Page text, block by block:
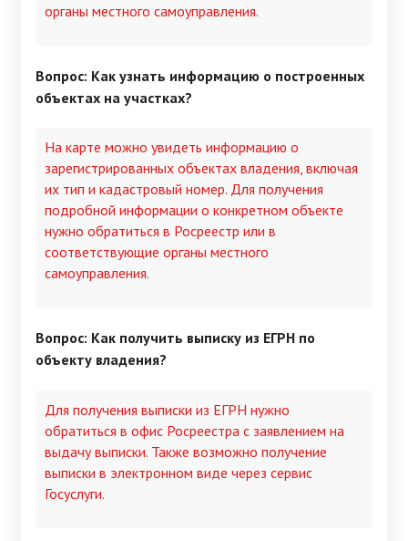
органы местного самоуправления.
Вопрос: Как узнать информацию о построенных
объектах на участках?
На карте можно увидеть информацию о
зарегистрированных объектах владения, включая
их тип и кадастровый номер. Для получения
подробной информации о конкретном объекте
нужно обратиться в Росреестр или в
соответствующие органы местного
самоуправления.
Вопрос: Как получить выписку из ЕГРН по
объекту владения?
Для получения выписки из ЕГРН нужно
обратиться в офис Росреестра с заявлением на
выдачу выписки. Также возможно получение
выписки в электронном виде через сервис
Госуслуги.